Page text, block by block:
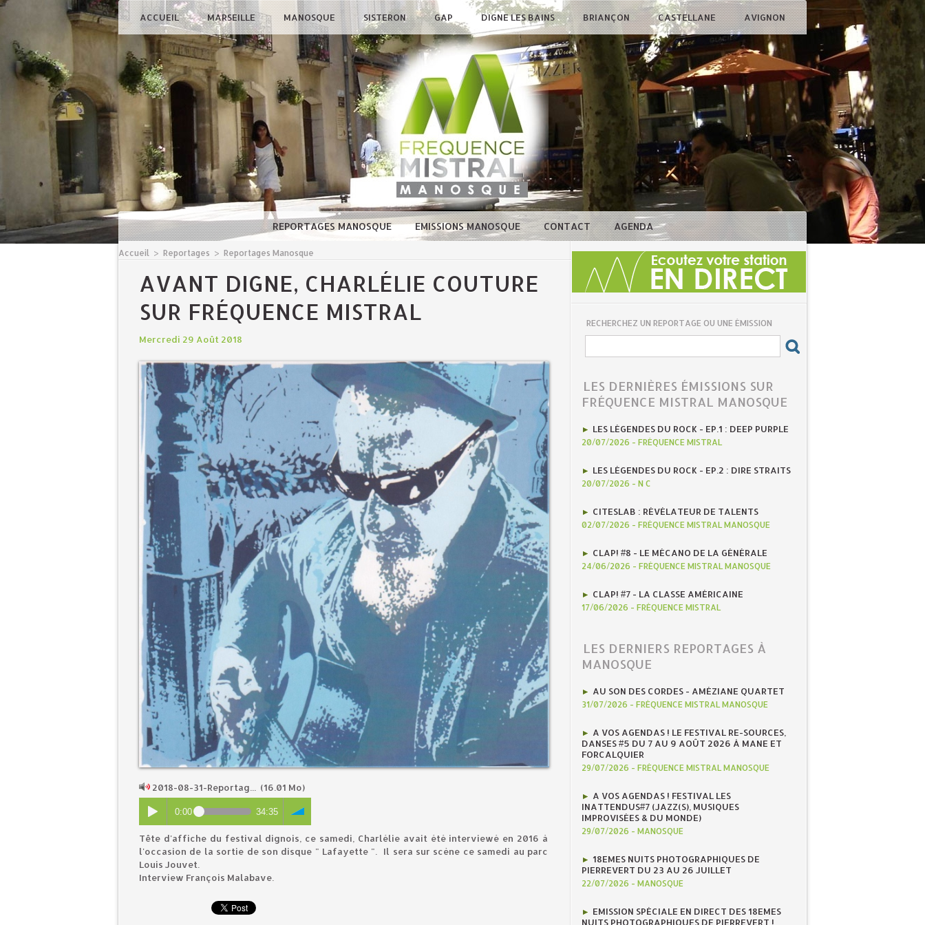
ACCUEIL MARSEILLE MANOSQUE SISTERON GAP DIGNE LES BAINS BRIANÇON CASTELLANE AVIGNON
REPORTAGES MANOSQUE EMISSIONS MANOSQUE CONTACT AGENDA
Accueil > Reportages > Reportages Manosque
AVANT DIGNE, CHARLÉLIE COUTURE
SUR FRÉQUENCE MISTRAL
Mercredi 29 Août 2018
2018-08-31-Reportag... (16.01 Mo)
0:00 34:35
Tête d'affiche du festival dignois, ce samedi, Charlélie avait été interviewé en 2016 à
l'occasion de la sortie de son disque " Lafayette ". Il sera sur scène ce samedi au parc
Louis Jouvet.
Interview François Malabave.
RECHERCHEZ UN REPORTAGE OU UNE ÉMISSION
LES DERNIÈRES ÉMISSIONS SUR
FRÉQUENCE MISTRAL MANOSQUE
LES LÉGENDES DU ROCK - EP.1 : DEEP PURPLE
20/07/2026 - FRÉQUENCE MISTRAL
LES LÉGENDES DU ROCK - EP.2 : DIRE STRAITS
20/07/2026 - N C
CITESLAB : RÉVÉLATEUR DE TALENTS
02/07/2026 - FRÉQUENCE MISTRAL MANOSQUE
CLAP! #8 - LE MÉCANO DE LA GÉNÉRALE
24/06/2026 - FRÉQUENCE MISTRAL MANOSQUE
CLAP! #7 - LA CLASSE AMÉRICAINE
17/06/2026 - FRÉQUENCE MISTRAL
LES DERNIERS REPORTAGES À
MANOSQUE
AU SON DES CORDES - AMÉZIANE QUARTET
31/07/2026 - FRÉQUENCE MISTRAL MANOSQUE
A VOS AGENDAS ! LE FESTIVAL RE-SOURCES,
DANSES #5 DU 7 AU 9 AOÛT 2026 À MANE ET
FORCALQUIER
29/07/2026 - FRÉQUENCE MISTRAL MANOSQUE
A VOS AGENDAS ! FESTIVAL LES
INATTENDUS#7 (JAZZ(S), MUSIQUES
IMPROVISÉES & DU MONDE)
29/07/2026 - MANOSQUE
18EMES NUITS PHOTOGRAPHIQUES DE
PIERREVERT DU 23 AU 26 JUILLET
22/07/2026 - MANOSQUE
EMISSION SPÉCIALE EN DIRECT DES 18EMES
NUITS PHOTOGRAPHIQUES DE PIERREVERT !